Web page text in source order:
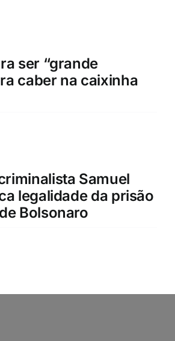
ser “grande
caber na caixinha
Samuel
legalidade da prisão
Bolsonaro